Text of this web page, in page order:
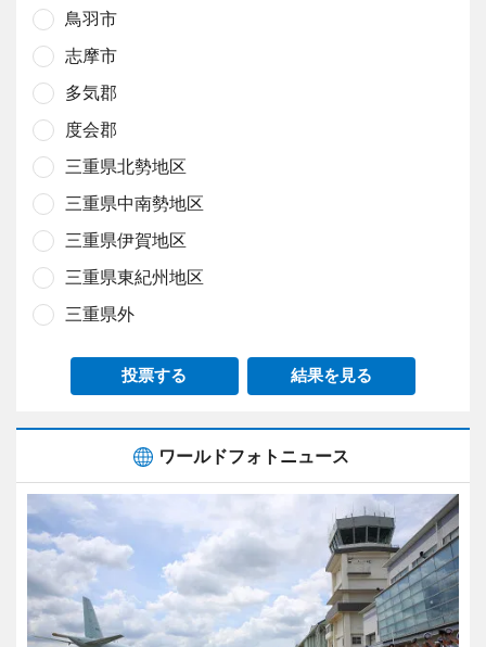
鳥羽市
志摩市
多気郡
度会郡
三重県北勢地区
三重県中南勢地区
三重県伊賀地区
三重県東紀州地区
三重県外
投票する 結果を見る
ワールドフォトニュース